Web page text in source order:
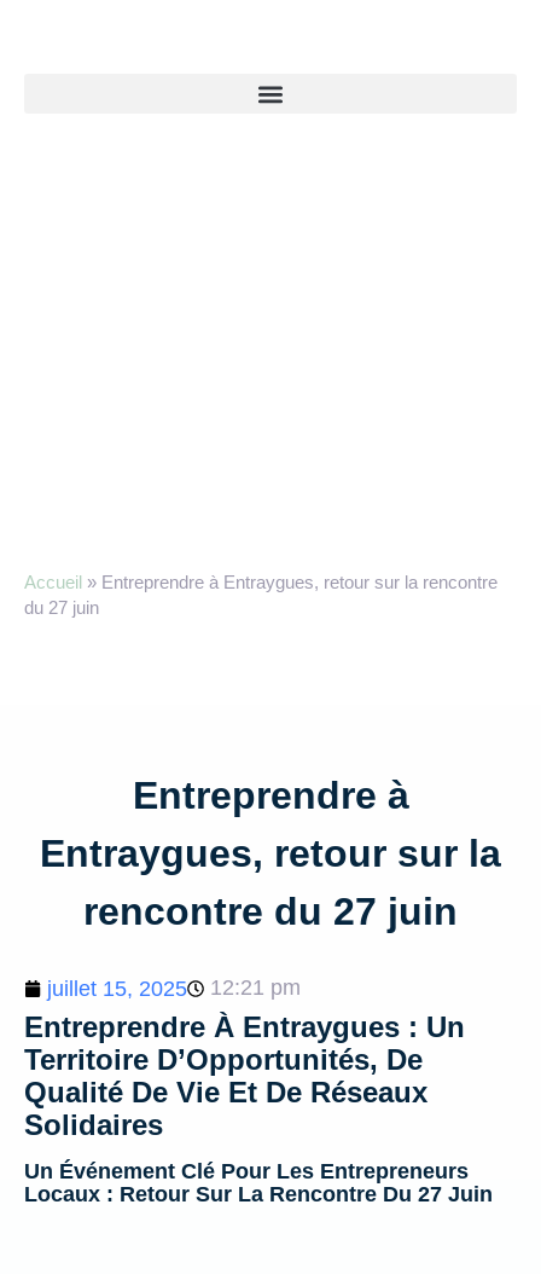
Accueil » Entreprendre à Entraygues, retour sur la rencontre
du 27 juin
Entreprendre à
Entraygues, retour sur la
rencontre du 27 juin
juillet 15, 2025 12:21 pm
Entreprendre À Entraygues : Un
Territoire D’Opportunités, De
Qualité De Vie Et De Réseaux
Solidaires
Un Événement Clé Pour Les Entrepreneurs
Locaux : Retour Sur La Rencontre Du 27 Juin